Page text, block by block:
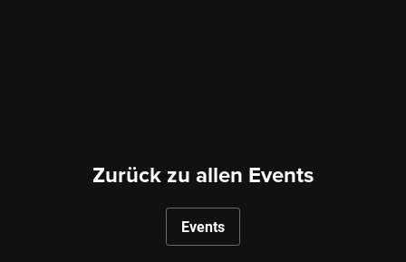
Zurück zu allen Events
Events